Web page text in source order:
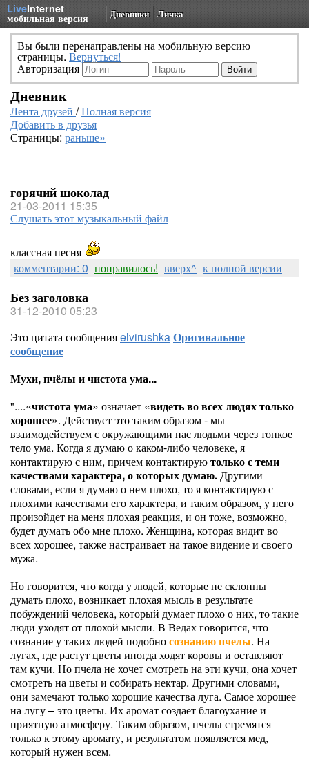
LiveInternet
мобильная версия Дневники Личка
Вы были перенаправлены на мобильную версию
страницы. Вернуться!
Авторизация
Дневник
Лента друзей /Полная версия
Добавить в друзья
Страницы: раньше»
горячий шоколад
21-03-2011 15:35
Слушать этот музыкальный файл
классная песня
комментарии: 0 понравилось! вверх^ к полной версии
Без заголовка
31-12-2010 05:23
Это цитата сообщенияelvirushkaОригинальное
сообщение
Мухи, пчёлы и чистота ума...
"....«чистота ума» означает «видеть во всех людях только
хорошее». Действует это таким образом - мы
взаимодействуем с окружающими нас людьми через тонкое
тело ума. Когда я думаю о каком-либо человеке, я
контактирую с ним, причем контактируютолько с теми
качествами характера, о которых думаю.Другими
словами, если я думаю о нем плохо, то я контактирую с
плохими качествами его характера, и таким образом, у него
произойдет на меня плохая реакция, и он тоже, возможно,
будет думать обо мне плохо. Женщина, которая видит во
всех хорошее, также настраивает на такое видение и своего
мужа.
Но говорится, что когда у людей, которые не склонны
думать плохо, возникает плохая мысль в результате
побуждений человека, который думает плохо о них, то такие
люди уходят от плохой мысли. В Ведах говорится, что
сознание у таких людей подобносознанию пчелы. На
лугах, где растут цветы иногда ходят коровы и оставляют
там кучи. Но пчела не хочет смотреть на эти кучи, она хочет
смотреть на цветы и собирать нектар. Другими словами,
они замечают только хорошие качества луга. Самое хорошее
на лугу – это цветы. Их аромат создает благоухание и
приятную атмосферу. Таким образом, пчелы стремятся
только к этому аромату, и результатом появляется мед,
который нужен всем.